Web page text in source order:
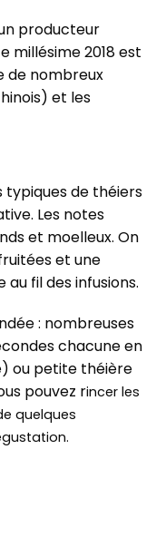
producteur
millésime 2018 est
de nombreux
et les
typiques de théiers
Les notes
et moelleux. On
et une
fil des infusions.
: nombreuses
chacune en
ou petite théière
pouvez rincer les
quelques